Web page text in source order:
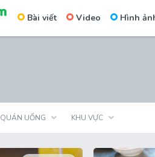
Bài viết Video Hình
QUÁN UỐNG KHU VỰC